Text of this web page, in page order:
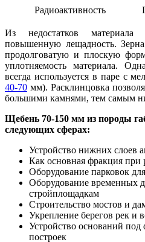
Радиоактивность
Из недостатков
повышенную лещадность.
продолговатую и плоскую
уплотняемость материала.
всегда используется в паре с
40-70 мм). Расклинцовка
большими камнями, тем самым
Щебень 70-150 мм из породы
следующих сферах:
Устройство нижних слоев
Как основная фракция при
Оборудование парковок
Оборудование временных
стройплощадкам
Строительство мостов и
Укрепление берегов рек и
Устройство оснований
построек